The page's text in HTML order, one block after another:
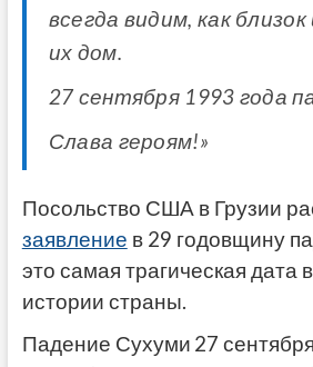
всегда видим, как близок
их дом.
27 сентября 1993 года
Слава героям!»
Посольство США в Грузии
заявление в 29 годовщину
это самая трагическая дата
истории страны.
Падение Сухуми 27